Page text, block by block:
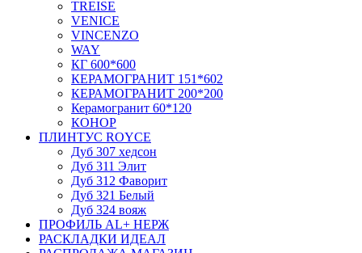
TREISE
VENICE
VINCENZO
WAY
КГ 600*600
КЕРАМОГРАНИТ 151*602
КЕРАМОГРАНИТ 200*200
Керамогранит 60*120
КОНОР
ПЛИНТУС ROYCE
Дуб 307 хедсон
Дуб 311 Элит
Дуб 312 Фаворит
Дуб 321 Белый
Дуб 324 вояж
ПРОФИЛЬ AL+ НЕРЖ
РАСКЛАДКИ ИДЕАЛ